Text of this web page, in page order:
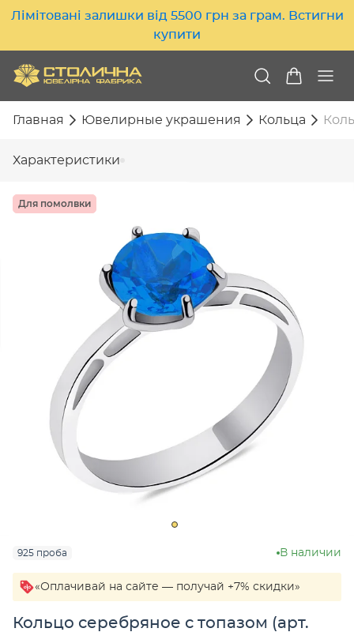
Лімітовані залишки від 5500 грн за грам. Встигни
купити
Главная Ювелирные украшения Кольца
Характеристики
Для помолвки
925 проба В наличии
«Оплачивай на сайте — получай +7% скидки»
Кольцо серебряное с топазом (арт.